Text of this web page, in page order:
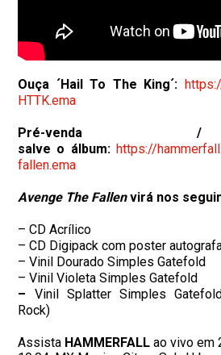
Ouça ´Hail To The King´:
HTTK.ema
Pré-
salve o álbum: https://
fallen.ema
Avenge The Fallenvirá nos
– CD Acrílico
– CD Digipack com poster
– Vinil Dourado Simples Gatefold
– Vinil Violeta Simples Gatefold
– Vinil Splatter Simples
Rock)
Assista HAMMERFALLao vivo em